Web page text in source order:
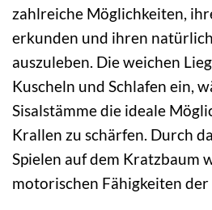
zahlreiche Möglichkeiten,
erkunden und ihren
auszuleben. Die weichen
Kuscheln und Schlafen ein,
Sisalstämme die ideale
Krallen zu schärfen. Durch
Spielen auf dem Kratzbaum
motorischen Fähigkeiten